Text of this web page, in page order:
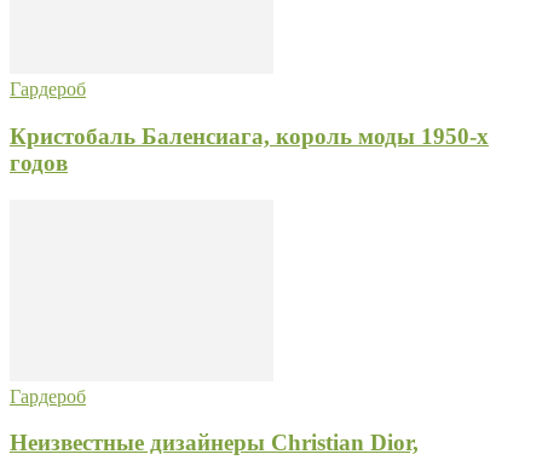
Гардероб
Кристобаль Баленсиага, король моды 1950-х
годов
Гардероб
Неизвестные дизайнеры Christian Dior,